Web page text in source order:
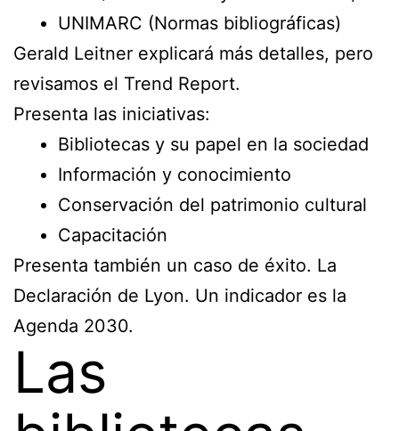
UNIMARC (Normas bibliográficas)
Gerald Leitner explicará más detalles, pero
revisamos el Trend Report.
Presenta las iniciativas:
Bibliotecas y su papel en la sociedad
Información y conocimiento
Conservación del patrimonio cultural
Capacitación
Presenta también un caso de éxito. La
Declaración de Lyon. Un indicador es la
Agenda 2030.
Las